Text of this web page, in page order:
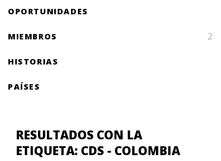
OPORTUNIDADES
MIEMBROS 2
HISTORIAS
PAÍSES
RESULTADOS CON LA
ETIQUETA: CDS - COLOMBIA